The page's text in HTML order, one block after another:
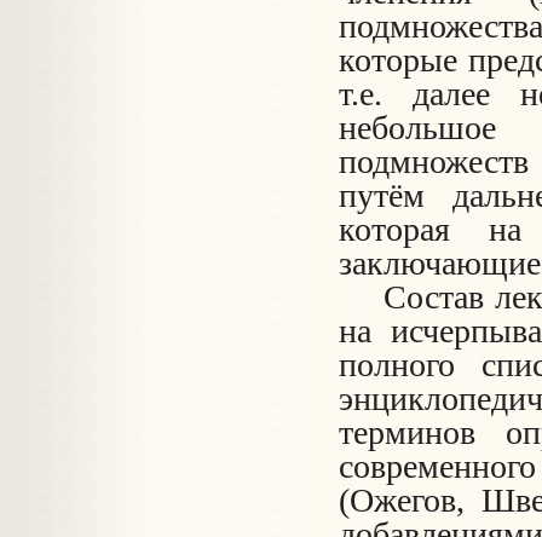
которые
т.е. далее
путём
которая
заключающие
Состав
на
полного
терминов
(Ожегов,